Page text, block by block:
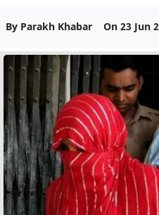
By Parakh Khabar On 23 Jun